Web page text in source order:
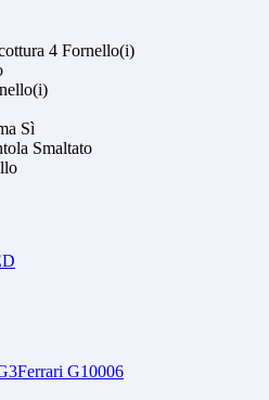
4 Fornello(i)
Sì
Smaltato